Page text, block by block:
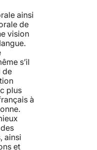
ainsi
de
vision
s’il
de
plus
à
ainsi
et